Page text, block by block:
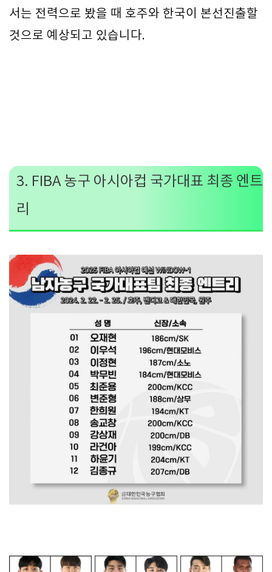
서는 전력으로 봤을 때 호주와 한국이 본선진출할
것으로 예상되고 있습니다.
3. FIBA 농구 아시아컵 국가대표 최종 엔트
리